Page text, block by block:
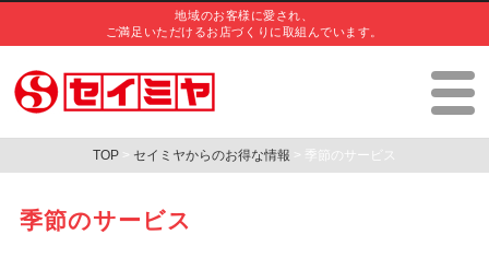
地域のお客様に愛され、
ご満足いただけるお店づくりに取組んでいます。
TOP > セイミヤからのお得な情報 > 季節のサービス
季節のサービス